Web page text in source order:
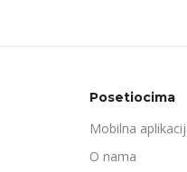
Posetiocima
Mobilna
O nama